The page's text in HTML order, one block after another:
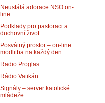
Neustálá adorace NSO on-
line
Podklady pro pastoraci a
duchovní život
Posvátný prostor – on-line
modlitba na každý den
Radio Proglas
Rádio Vatikán
Signály – server katolické
mládeže